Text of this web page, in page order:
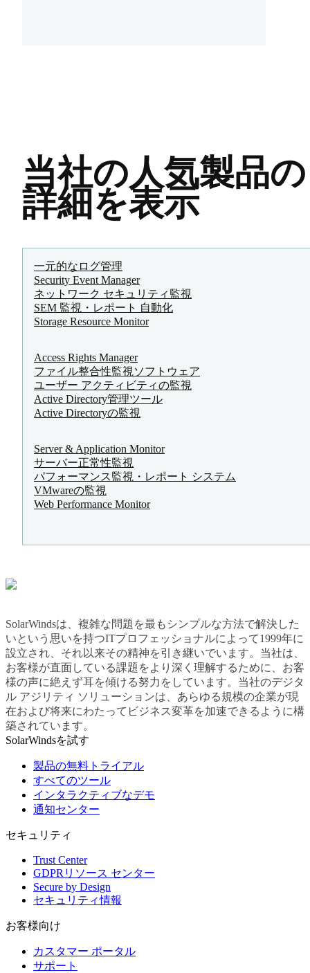
当社の人気製品の
詳細を表示
一元的なログ管理
Security Event Manager
ネットワーク セキュリティ監視
SEM 監視・レポート 自動化
Storage Resource Monitor
Access Rights Manager
ファイル整合性監視ソフトウェア
ユーザー アクティビティの監視
Active Directory管理ツール
Active Directoryの監視
Server & Application Monitor
サーバー正常性監視
パフォーマンス監視・レポート システム
VMwareの監視
Web Performance Monitor
SolarWindsは、複雑な問題を最もシンプルな方法で解決した
いという思いを持つITプロフェッショナルによって1999年に
設立され、それ以来その精神を引き継いでいます。当社は、
お客様が直面している課題をより深く理解するために、お客
様の声に絶えず耳を傾ける努力をしています。当社のデジタ
ル アジリティ ソリューションは、あらゆる規模の企業が現
在および将来にわたってビジネス変革を加速できるように構
築されています。
SolarWindsを試す
製品の無料トライアル
すべてのツール
インタラクティブなデモ
通知センター
セキュリティ
Trust Center
GDPRリソース センター
Secure by Design
セキュリティ情報
お客様向け
カスタマー ポータル
サポート